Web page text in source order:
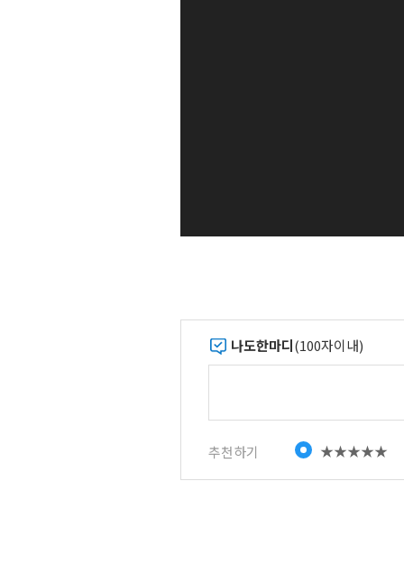
나도한마디(100자이내)
추천하기 ★★★★★